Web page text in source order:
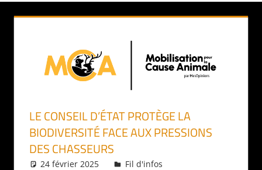
LE CONSEIL D’ÉTAT PROTÈGE LA
BIODIVERSITÉ FACE AUX PRESSIONS
DES CHASSEURS
24 février 2025 Daniel
Fil d'infos